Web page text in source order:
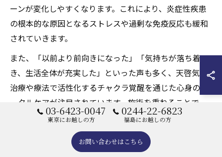
ーンが変化しやすくなります。これにより、炎症性疾患
の根本的な原因となるストレスや過剰な免疫反応も緩和
されていきます。
また、「以前より前向きになった」「気持ちが落ち着
き、生活全体が充実した」といった声も多く、天啓気功
治療や療法で活性化するチャクラ覚醒を通じた心身のト
ータルケアが注目されています。施術を重ねることで、
より深いレベルでの自己変容が期待できるのも大きな魅
03-6423-0047
東京にお越しの方
0244-22-6823
福島にお越しの方
お問い合わせはこちら